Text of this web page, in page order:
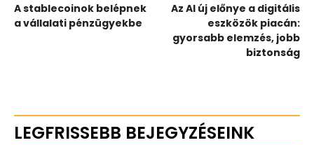
A stablecoinok belépnek
a vállalati pénzügyekbe
Az AI új előnye a digitális
eszközök piacán:
gyorsabb elemzés, jobb
biztonság
LEGFRISSEBB BEJEGYZÉSEINK